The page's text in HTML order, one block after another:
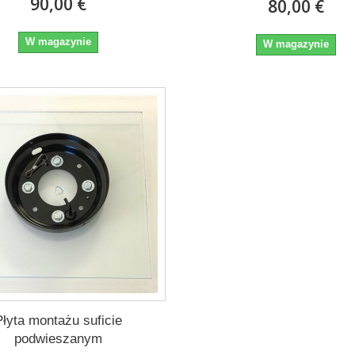
W magazynie
80,00 €
W magazynie
montażu suficie
podwieszanym